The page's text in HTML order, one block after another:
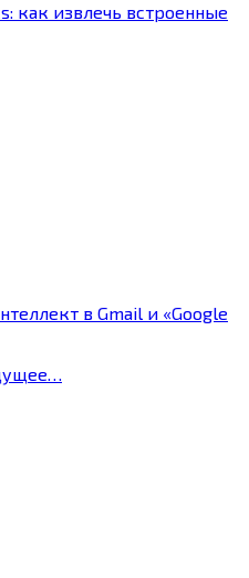
как извлечь встроенные
в Gmail и «Google